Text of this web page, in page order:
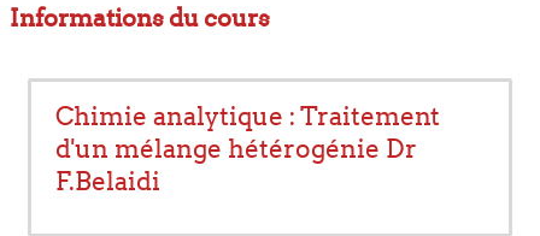
Informations du cours
Chimie analytique : Traitement
d'un mélange hétérogénie Dr
F.Belaidi